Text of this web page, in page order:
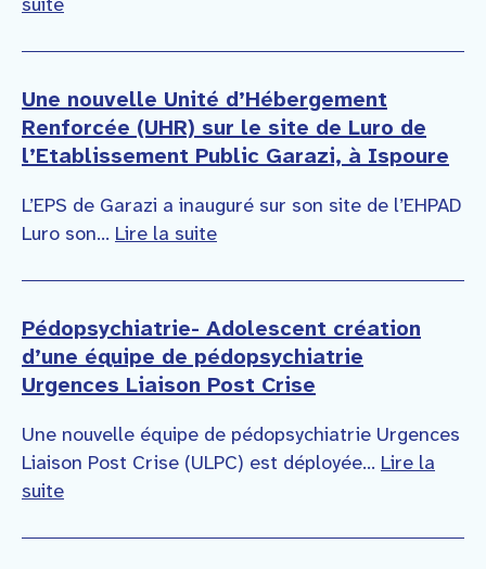
Une nouvelle Unité d’Hébergement
Renforcée (UHR) sur le site de Luro de
l’Etablissement Public Garazi, à Ispoure
L’EPS de Garazi a inauguré sur son site de l’EHPAD
Luro son... Lire la suite
Pédopsychiatrie- Adolescent création
d’une équipe de pédopsychiatrie
Urgences Liaison Post Crise
Une nouvelle équipe de pédopsychiatrie Urgences
Liaison Post Crise (ULPC) est déployée... Lire la
suite